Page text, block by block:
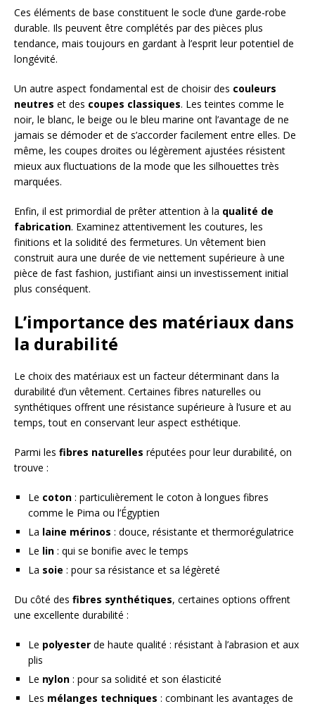
Ces éléments de base constituent le socle d’une garde-robe
durable. Ils peuvent être complétés par des pièces plus
tendance, mais toujours en gardant à l’esprit leur potentiel de
longévité.
Un autre aspect fondamental est de choisir des couleurs
neutres et des coupes classiques. Les teintes comme le
noir, le blanc, le beige ou le bleu marine ont l’avantage de ne
jamais se démoder et de s’accorder facilement entre elles. De
même, les coupes droites ou légèrement ajustées résistent
mieux aux fluctuations de la mode que les silhouettes très
marquées.
Enfin, il est primordial de prêter attention à la qualité de
fabrication. Examinez attentivement les coutures, les
finitions et la solidité des fermetures. Un vêtement bien
construit aura une durée de vie nettement supérieure à une
pièce de fast fashion, justifiant ainsi un investissement initial
plus conséquent.
L’importance des matériaux dans
la durabilité
Le choix des matériaux est un facteur déterminant dans la
durabilité d’un vêtement. Certaines fibres naturelles ou
synthétiques offrent une résistance supérieure à l’usure et au
temps, tout en conservant leur aspect esthétique.
Parmi les fibres naturelles réputées pour leur durabilité, on
trouve :
Le coton : particulièrement le coton à longues fibres
comme le Pima ou l’Égyptien
La laine mérinos : douce, résistante et thermorégulatrice
Le lin : qui se bonifie avec le temps
La soie : pour sa résistance et sa légèreté
Du côté des fibres synthétiques, certaines options offrent
une excellente durabilité :
Le polyester de haute qualité : résistant à l’abrasion et aux
plis
Le nylon : pour sa solidité et son élasticité
Les mélanges techniques : combinant les avantages de